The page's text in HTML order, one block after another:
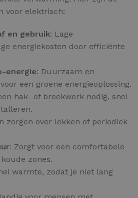
voor elektrisch:
en gebruik: Lage
energiekosten door efficiënte
energie: Duurzaam en
een groene energieoplossing.
hak- of breekwerk nodig, snel
zorgen over lekken of periodiek
: Zorgt voor een comfortabele
zones.
warmte, zodat je niet lang